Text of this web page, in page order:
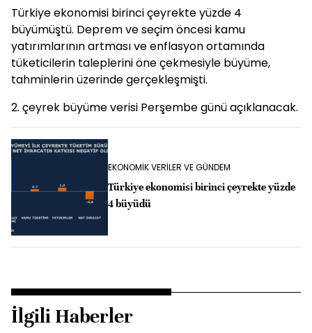
Türkiye ekonomisi birinci çeyrekte yüzde 4
büyümüştü. Deprem ve seçim öncesi kamu
yatırımlarının artması ve enflasyon ortamında
tüketicilerin taleplerini öne çekmesiyle büyüme,
tahminlerin üzerinde gerçekleşmişti.
2. çeyrek büyüme verisi Perşembe günü açıklanacak.
EKONOMİK VERİLER VE GÜNDEM
Türkiye ekonomisi birinci çeyrekte yüzde
4 büyüdü
İlgili Haberler